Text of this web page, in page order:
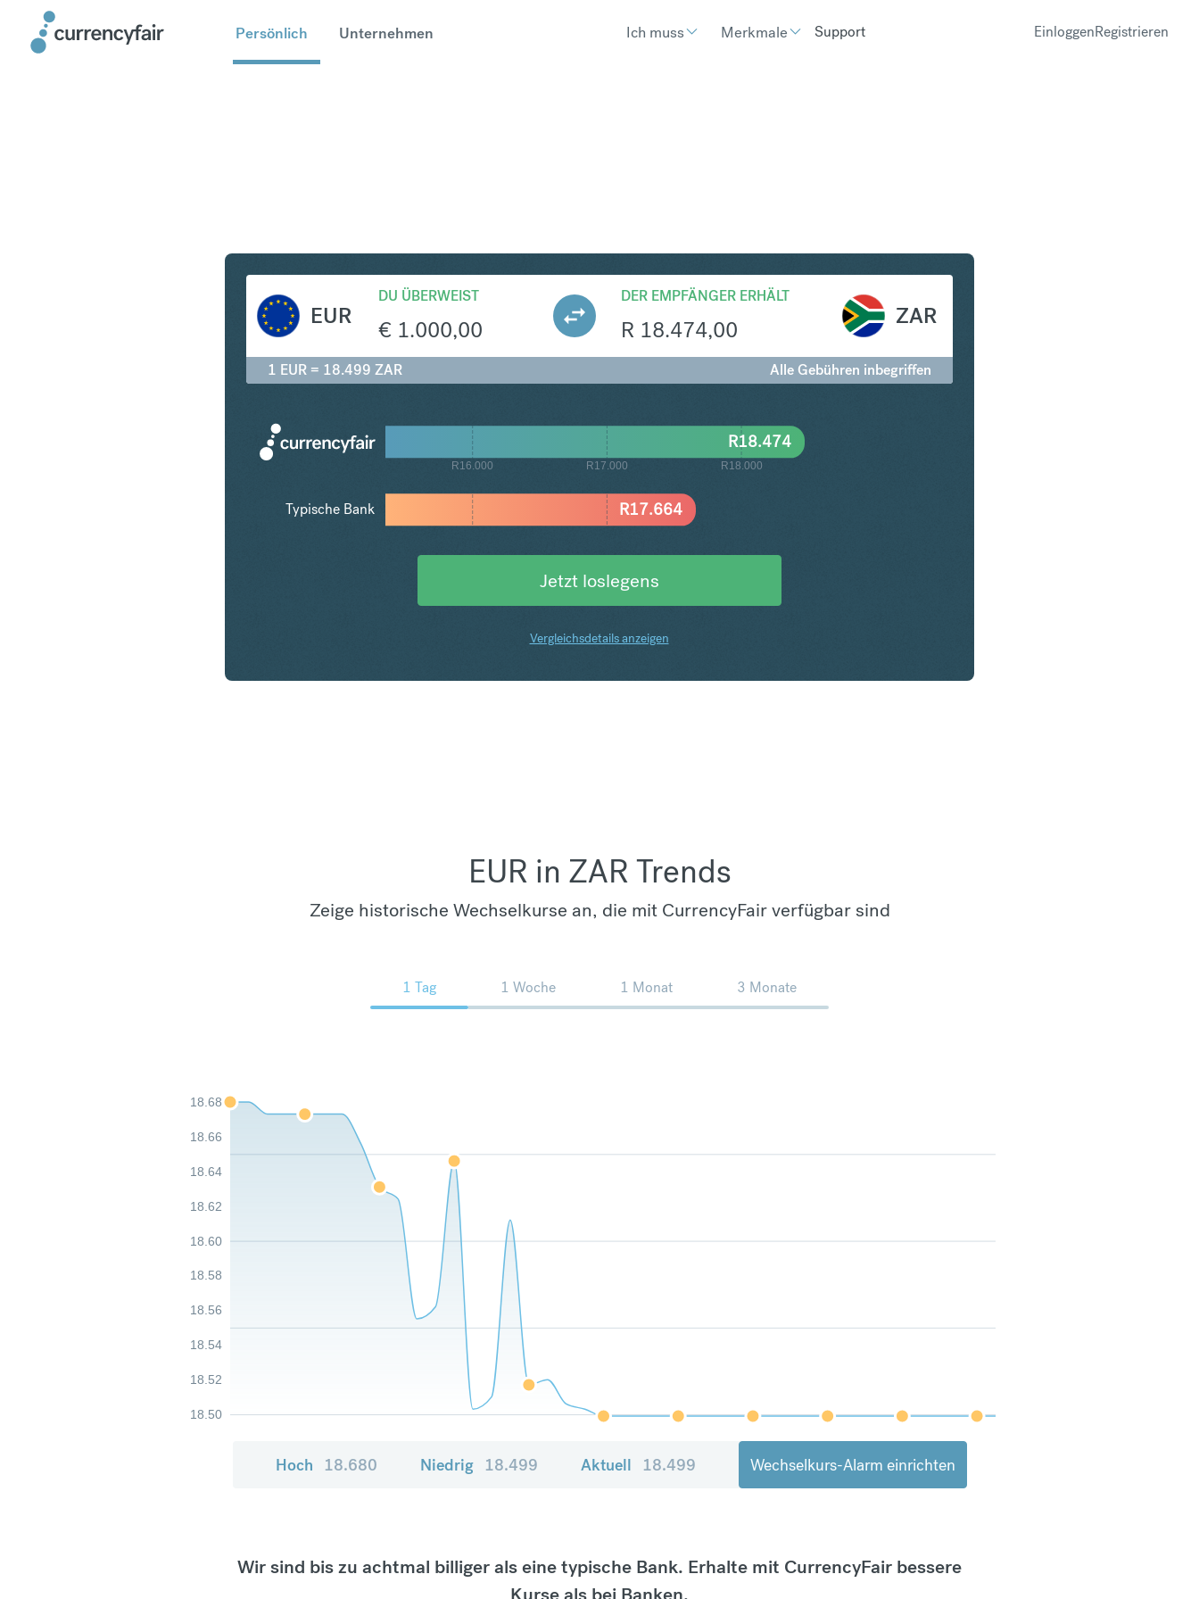
Persönlich Unternehmen Ich muss Merkmale Support EinloggenRegistrieren
EUR
DU ÜBERWEIST
€ 1.000,00
DER EMPFÄNGER ERHÄLT
R 18.474,00
ZAR
1 EUR = 18.499 ZAR Alle Gebühren inbegriffen
R16.000 R17.000 R18.000
R17.664
R18.474
Typische Bank
Jetzt loslegens
Vergleichsdetails anzeigen
EUR in ZAR Trends
Zeige historische Wechselkurse an, die mit CurrencyFair verfügbar sind
1 Tag 1 Woche 1 Monat 3 Monate
18.50
18.52
18.54
18.56
18.58
18.60
18.62
18.64
18.66
18.68
Hoch 18.680 Niedrig 18.499 Aktuell 18.499 Wechselkurs-Alarm einrichten
Wir sind bis zu achtmal billiger als eine typische Bank. Erhalte mit CurrencyFair bessere
Kurse als bei Banken.